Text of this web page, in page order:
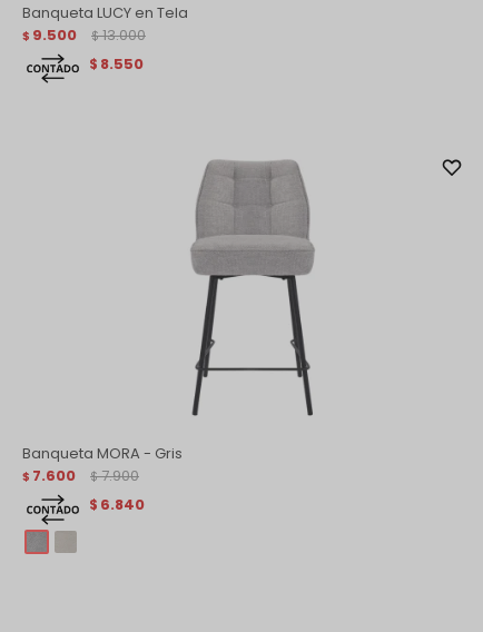
Banqueta LUCY en Tela
$ 9.500 $ 13.000
$ 8.550
Banqueta MORA - Gris
$ 7.600 $ 7.900
$ 6.840